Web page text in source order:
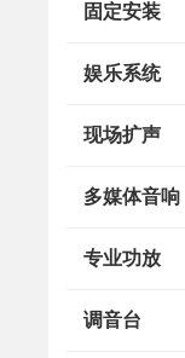
固定安装
娱乐系统
现场扩声
多媒体音响
专业功放
调音台